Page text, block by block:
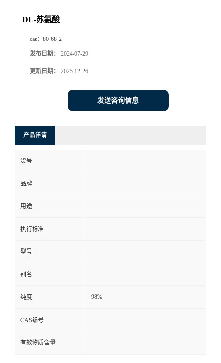
DL-苏氨酸
cas： 80-68-2
发布日期： 2024-07-29
更新日期： 2025-12-26
发送咨询信息
产品详请
货号
品牌
用途
执行标准
型号
别名
纯度 98%
CAS编号
有效物质含量